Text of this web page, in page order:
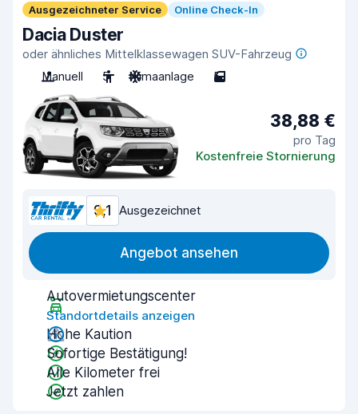
Ausgezeichneter Service Online Check-In
Dacia Duster
oder ähnliches Mittelklassewagen SUV-Fahrzeug
Manuell
5 Klimaanlage 5
38,88 €
pro Tag
Kostenfreie Stornierung
9,1 Ausgezeichnet
Angebot ansehen
Autovermietungscenter
Standortdetails anzeigen
Hohe Kaution
Sofortige Bestätigung!
Alle Kilometer frei
Jetzt zahlen